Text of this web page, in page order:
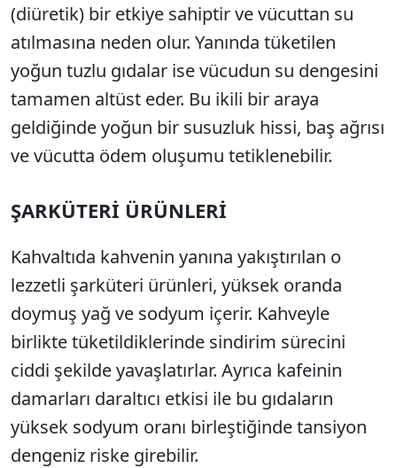
(diüretik) bir etkiye sahiptir ve vücuttan su
atılmasına neden olur. Yanında tüketilen
yoğun tuzlu gıdalar ise vücudun su dengesini
tamamen altüst eder. Bu ikili bir araya
geldiğinde yoğun bir susuzluk hissi, baş ağrısı
ve vücutta ödem oluşumu tetiklenebilir.
ŞARKÜTERİ ÜRÜNLERİ
Kahvaltıda kahvenin yanına yakıştırılan o
lezzetli şarküteri ürünleri, yüksek oranda
doymuş yağ ve sodyum içerir. Kahveyle
birlikte tüketildiklerinde sindirim sürecini
ciddi şekilde yavaşlatırlar. Ayrıca kafeinin
damarları daraltıcı etkisi ile bu gıdaların
yüksek sodyum oranı birleştiğinde tansiyon
dengeniz riske girebilir.